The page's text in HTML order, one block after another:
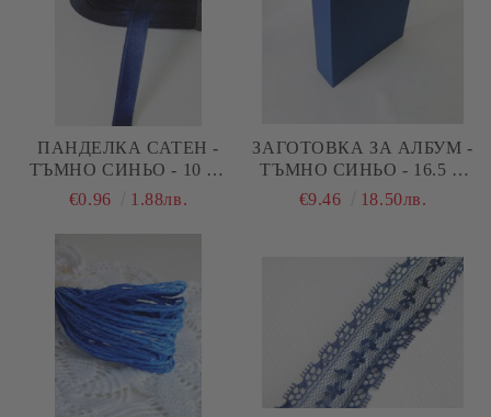
ПАНДЕЛКА САТЕН -
ТЪМНО СИНЬО - 10 М.
№98
€0.96 1.88лв.
ЗАГОТОВКА ЗА АЛБУМ -
ТЪМНО СИНЬО - 16.5 Х
16.5 СМ.
€9.46 18.50лв.